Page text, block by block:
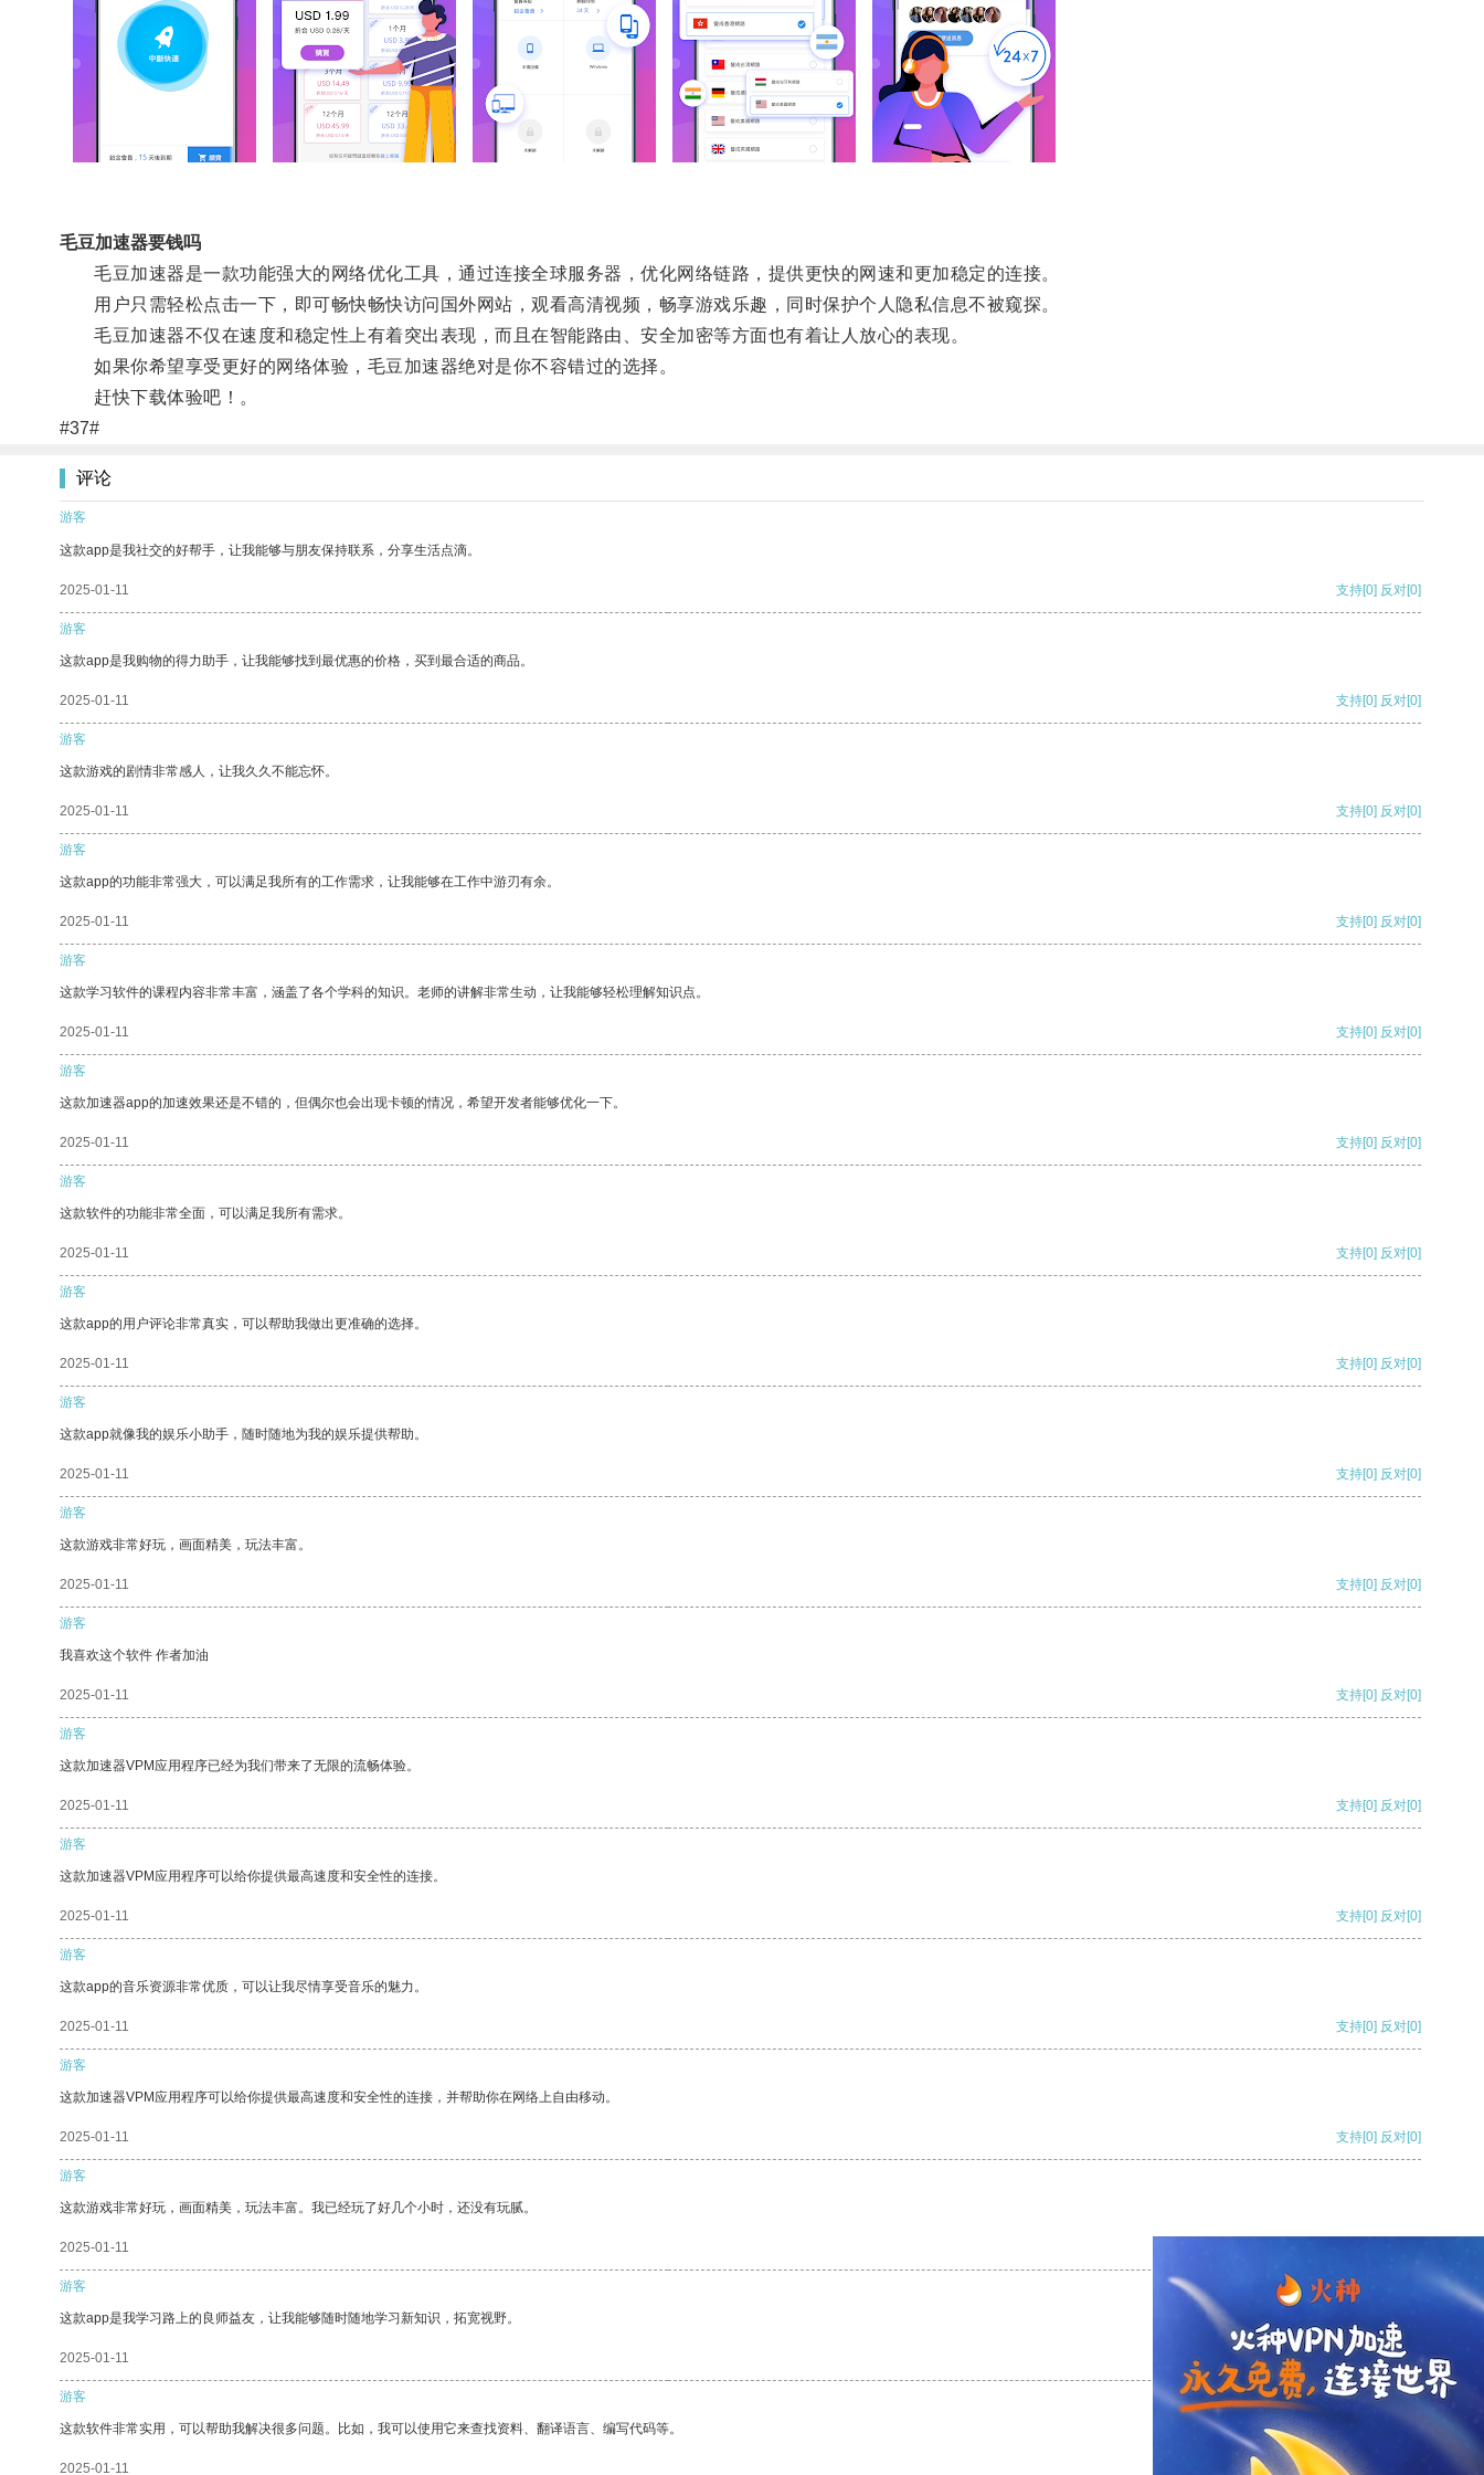
毛豆加速器要钱吗
毛豆加速器是一款功能强大的网络优化工具，通过连接全球服务器，优化网络链路，提供更快的网速和更加稳定的连接。
用户只需轻松点击一下，即可畅快畅快访问国外网站，观看高清视频，畅享游戏乐趣，同时保护个人隐私信息不被窥探。
毛豆加速器不仅在速度和稳定性上有着突出表现，而且在智能路由、安全加密等方面也有着让人放心的表现。
如果你希望享受更好的网络体验，毛豆加速器绝对是你不容错过的选择。
赶快下载体验吧！。
#37#
评论
游客
这款app是我社交的好帮手，让我能够与朋友保持联系，分享生活点滴。
2025-01-11 支持[0] 反对[0]
游客
这款app是我购物的得力助手，让我能够找到最优惠的价格，买到最合适的商品。
2025-01-11 支持[0] 反对[0]
游客
这款游戏的剧情非常感人，让我久久不能忘怀。
2025-01-11 支持[0] 反对[0]
游客
这款app的功能非常强大，可以满足我所有的工作需求，让我能够在工作中游刃有余。
2025-01-11 支持[0] 反对[0]
游客
这款学习软件的课程内容非常丰富，涵盖了各个学科的知识。老师的讲解非常生动，让我能够轻松理解知识点。
2025-01-11 支持[0] 反对[0]
游客
这款加速器app的加速效果还是不错的，但偶尔也会出现卡顿的情况，希望开发者能够优化一下。
2025-01-11 支持[0] 反对[0]
游客
这款软件的功能非常全面，可以满足我所有需求。
2025-01-11 支持[0] 反对[0]
游客
这款app的用户评论非常真实，可以帮助我做出更准确的选择。
2025-01-11 支持[0] 反对[0]
游客
这款app就像我的娱乐小助手，随时随地为我的娱乐提供帮助。
2025-01-11 支持[0] 反对[0]
游客
这款游戏非常好玩，画面精美，玩法丰富。
2025-01-11 支持[0] 反对[0]
游客
我喜欢这个软件 作者加油
2025-01-11 支持[0] 反对[0]
游客
这款加速器VPM应用程序已经为我们带来了无限的流畅体验。
2025-01-11 支持[0] 反对[0]
游客
这款加速器VPM应用程序可以给你提供最高速度和安全性的连接。
2025-01-11 支持[0] 反对[0]
游客
这款app的音乐资源非常优质，可以让我尽情享受音乐的魅力。
2025-01-11 支持[0] 反对[0]
游客
这款加速器VPM应用程序可以给你提供最高速度和安全性的连接，并帮助你在网络上自由移动。
2025-01-11 支持[0] 反对[0]
游客
这款游戏非常好玩，画面精美，玩法丰富。我已经玩了好几个小时，还没有玩腻。
2025-01-11
游客
这款app是我学习路上的良师益友，让我能够随时随地学习新知识，拓宽视野。
2025-01-11 支持 [0] 反对[0]
游客
这款软件非常实用，可以帮助我解决很多问题。比如，我可以使用它来查找资料、翻译语言、编写代码等。
2025-01-11 支持